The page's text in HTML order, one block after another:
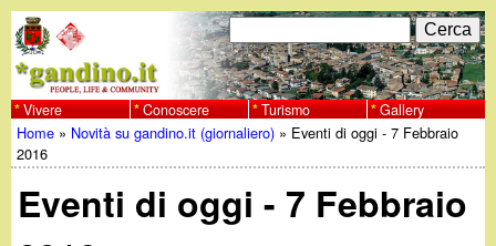
al
contenuto
principale
w
w
w
F
o
r
m
d
C
e
r
c
a
Vivere Conoscere Turismo Gallery
Tu
sei
Home » Novità su gandino.it (giornaliero) » Eventi di oggi - 7 Febbraio
2016
Eventi di oggi - 7 Febbraio